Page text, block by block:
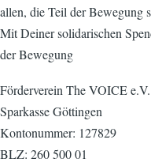
allen, die Teil der Bewegung
Mit Deiner solidarischen
der Bewegung
Förderverein The VOICE e.V.
Sparkasse Göttingen
Kontonummer: 127829
BLZ: 260 500 01